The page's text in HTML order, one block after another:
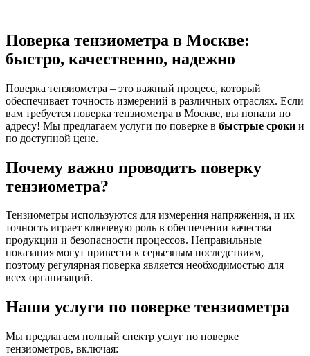
Поверка тензиометра в Москве:
быстро, качественно, надежно
Поверка тензиометра – это важный процесс, который
обеспечивает точность измерений в различных отраслях. Если
вам требуется поверка тензиометра в Москве, вы попали по
адресу! Мы предлагаем услуги по поверке в быстрые сроки и
по доступной цене.
Почему важно проводить поверку
тензиометра?
Тензиометры используются для измерения напряжения, и их
точность играет ключевую роль в обеспечении качества
продукции и безопасности процессов. Неправильные
показания могут привести к серьезным последствиям,
поэтому регулярная поверка является необходимостью для
всех организаций.
Наши услуги по поверке тензиометра
Мы предлагаем полный спектр услуг по поверке
тензиометров, включая: